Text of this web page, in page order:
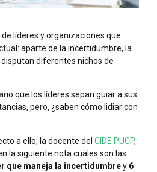
líderes y organizaciones que
aparte de la incertidumbre, la
diferentes nichos de
que los líderes sepan guiar a sus
pero, ¿saben cómo lidiar con
a ello, la docente del CIDE PUCP,
la siguiente nota cuáles son las
que maneja la incertidumbrey 6